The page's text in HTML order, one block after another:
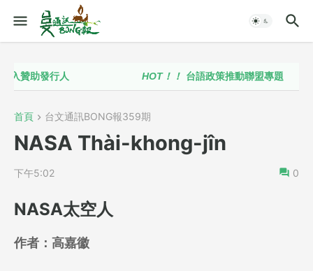
助發行人 HOT！！ 台語政策推動聯盟專題
首頁 台文通訊BONG報359期
NASA Thài-khong-jîn
下午5:02 0
NASA太空人
作者： 高嘉徽